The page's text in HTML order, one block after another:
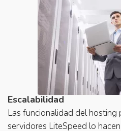
Escalabilidad
Las funcionalidad del hosting
servidores LiteSpeed lo